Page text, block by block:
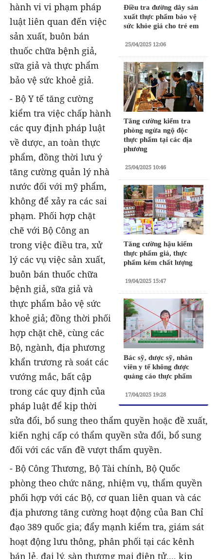
Điều tra đường dây sản
xuất thực phẩm bảo vệ
sức khỏe giả cho trẻ em
25/04/2025 12:06
Tăng cường kiểm tra
phòng ngừa ngộ độc
thực phẩm tại các địa
phương
25/04/2025 10:46
Tăng cường hậu kiểm
thực phẩm giả, thực
phẩm kém chất lượng
19/04/2025 15:47
Bác sỹ, dược sỹ, nhân
viên y tế không được
quảng cáo thực phẩm
17/04/2025 19:28
hành vi vi phạm pháp
luật liên quan đến việc
sản xuất, buôn bán
thuốc chữa bệnh giả,
sữa giả và thực phẩm
bảo vệ sức khoẻ giả.
- Bộ Y tế tăng cường
kiểm tra việc chấp hành
các quy định pháp luật
về dược, an toàn thực
phẩm, đồng thời lưu ý
tăng cường quản lý nhà
nước đối với mỹ phẩm,
không để xảy ra các sai
phạm. Phối hợp chặt
chẽ với Bộ Công an
trong việc điều tra, xử
lý các vụ việc sản xuất,
buôn bán thuốc chữa
bệnh giả, sữa giả và
thực phẩm bảo vệ sức
khoẻ giả; đồng thời phối
hợp chặt chẽ, cùng các
Bộ, ngành, địa phương
khẩn trương rà soát các
vướng mắc, bất cập
trong các quy định của
pháp luật để kịp thời
sửa đổi, bổ sung theo thẩm quyền hoặc đề xuất,
kiến nghị cấp có thẩm quyền sửa đổi, bổ sung
đối với các vấn đề vượt thẩm quyền.
- Bộ Công Thương, Bộ Tài chính, Bộ Quốc
phòng theo chức năng, nhiệm vụ, thẩm quyền
phối hợp với các Bộ, cơ quan liên quan và các
địa phương tăng cường hoạt động của Ban Chỉ
đạo 389 quốc gia; đẩy mạnh kiểm tra, giám sát
hoạt động lưu thông, phân phối tại các kênh
bán lẻ, đại lý, sàn thương mại điện tử..., kịp